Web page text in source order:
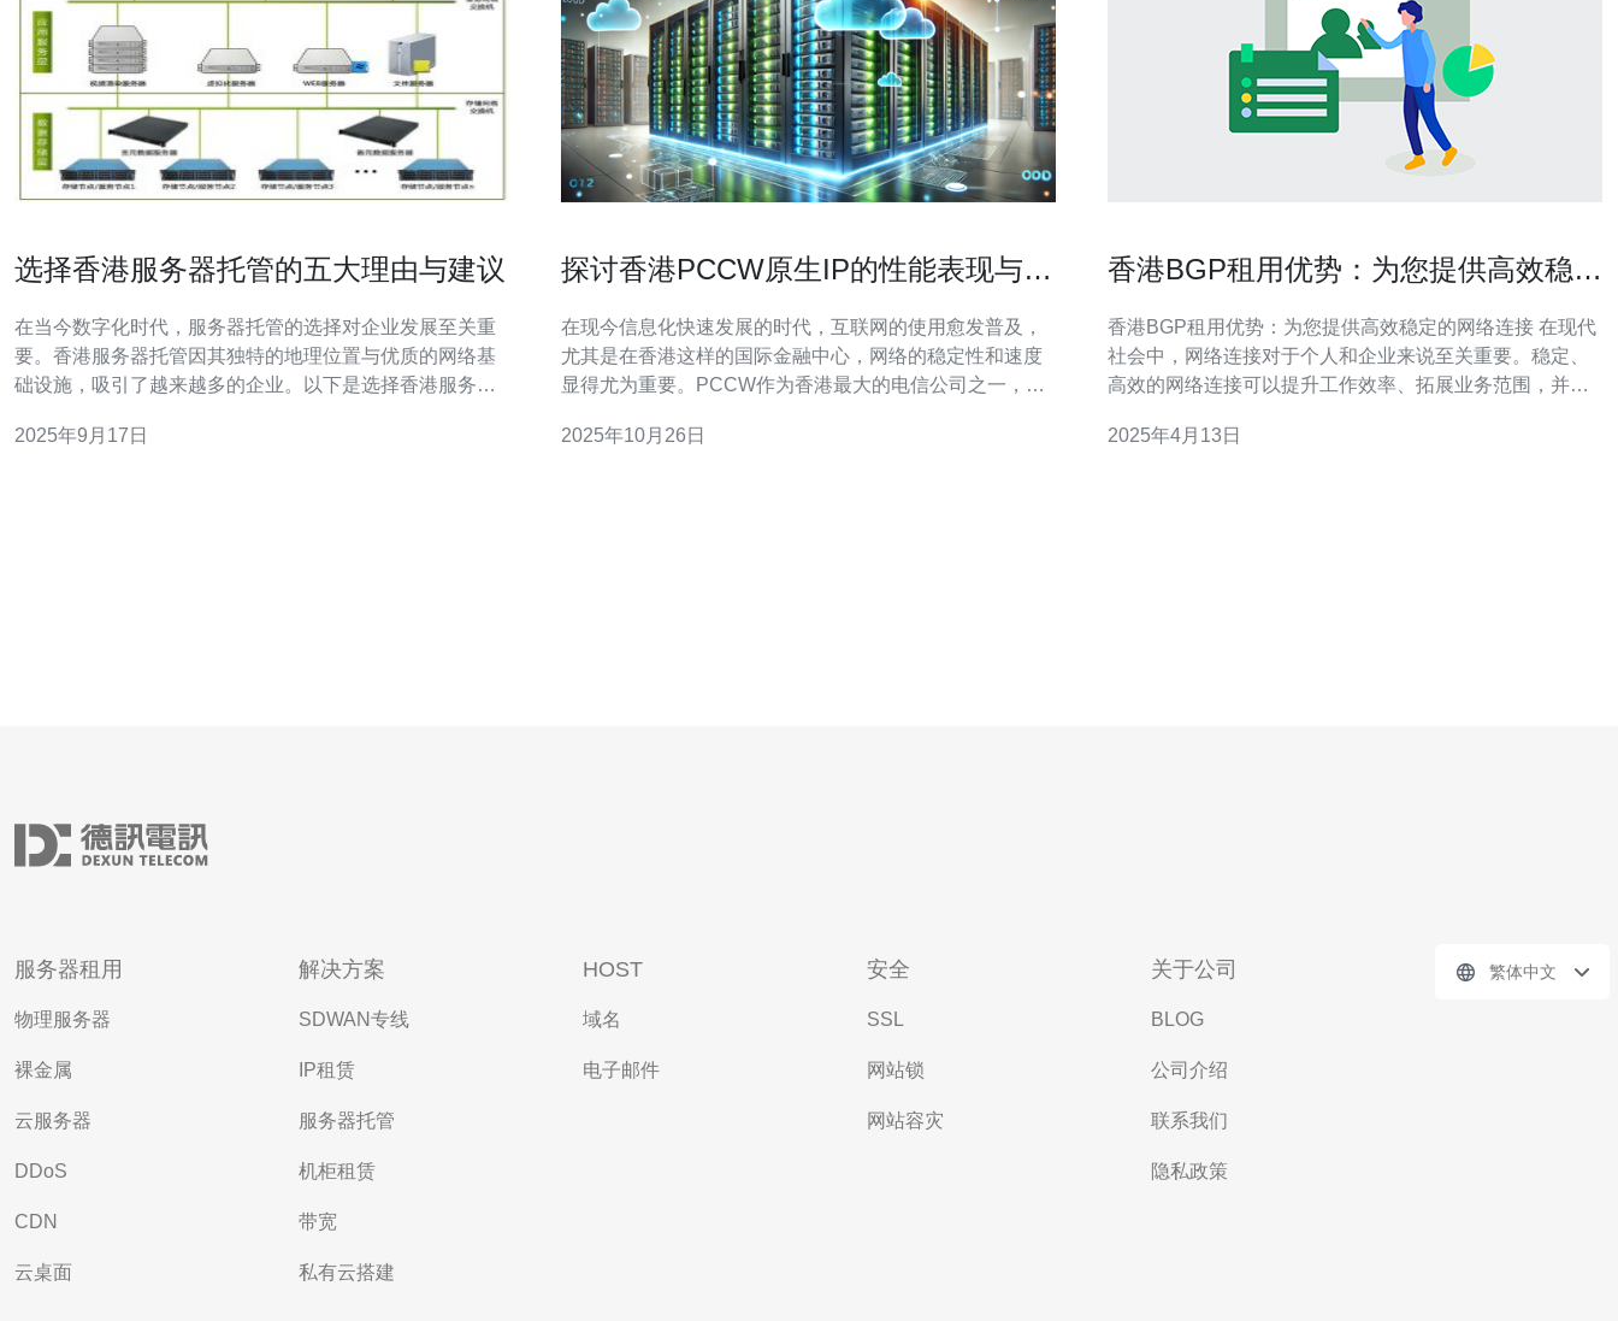
选择香港服务器托管的五大理由与建议
在当今数字化时代，服务器托管的选择对企业发展至关重
要。香港服务器托管因其独特的地理位置与优质的网络基
础设施，吸引了越来越多的企业。以下是选择香港服务器
太地区的网络枢纽，拥有极佳的网络连接性。选择香港服
2025年9月17日
探讨香港PCCW原生IP的性能表现与适
在现今信息化快速发展的时代，互联网的使用愈发普及，
尤其是在香港这样的国际金融中心，网络的稳定性和速度
显得尤为重要。PCCW作为香港最大的电信公司之一，其
户关注的焦点。本文将深入探讨这一话题，帮助读者更好
2025年10月26日
香港BGP租用优势：为您提供高效稳定
香港BGP租用优势：为您提供高效稳定的网络连接 在现代
社会中，网络连接对于个人和企业来说至关重要。稳定、
高效的网络连接可以提升工作效率、拓展业务范围，并为
决方案，以其优越性能和可靠性备受关注。 香港BGP租用
2025年4月13日
服务器租用
物理服务器
裸金属
云服务器
DDoS
CDN
云桌面
解决方案
SDWAN专线
IP租赁
服务器托管
机柜租赁
带宽
私有云搭建
HOST
域名
电子邮件
安全
SSL
网站锁
网站容灾
关于公司
BLOG
公司介绍
联系我们
隐私政策
繁体中文